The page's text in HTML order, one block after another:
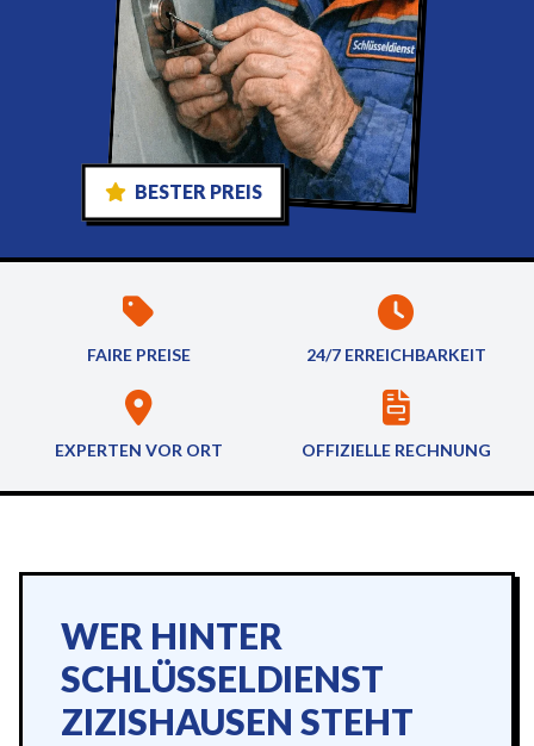
BESTER PREIS
FAIRE PREISE 24/7 ERREICHBARKEIT
EXPERTEN VOR ORT OFFIZIELLE RECHNUNG
WER HINTER
SCHLÜSSELDIENST
ZIZISHAUSEN STEHT